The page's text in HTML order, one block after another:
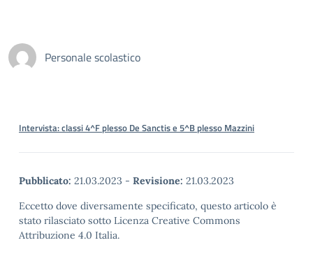
Personale scolastico
Intervista: classi 4^F plesso De Sanctis e 5^B plesso Mazzini
Pubblicato: 21.03.2023 - Revisione: 21.03.2023
Eccetto dove diversamente specificato, questo articolo è
stato rilasciato sotto Licenza Creative Commons
Attribuzione 4.0 Italia.